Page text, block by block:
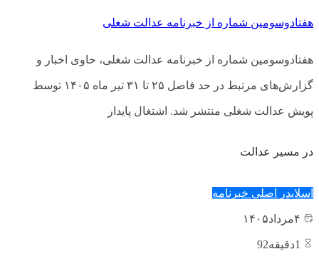
هفتادوسومین شماره از خبرنامه عدالت شغلی
هفتادوسومین شماره از خبرنامه عدالت شغلی، حاوی اخبار و
گزارش‌های مرتبط در حد فاصل ۲۵ تا ۳۱ تیر ماه ۱۴۰۵ توسط
پویش عدالت شغلی منتشر شد. اشتغال پایدار‌
در مسیر عدالت
اسلایدر اصلی خبرنامه
مرداد۱۴۰۵
دقیقه92